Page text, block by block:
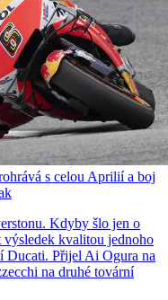
s celou Aprilií a boj
Kdyby šlo jen o
kvalitou jednoho
Ducati. Přijel Ai Ogura na
na druhé tovární